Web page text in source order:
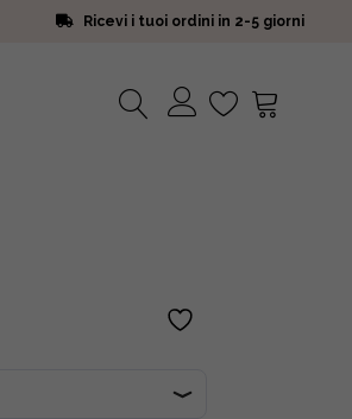
Ricevi i tuoi ordini in 2-5 giorni